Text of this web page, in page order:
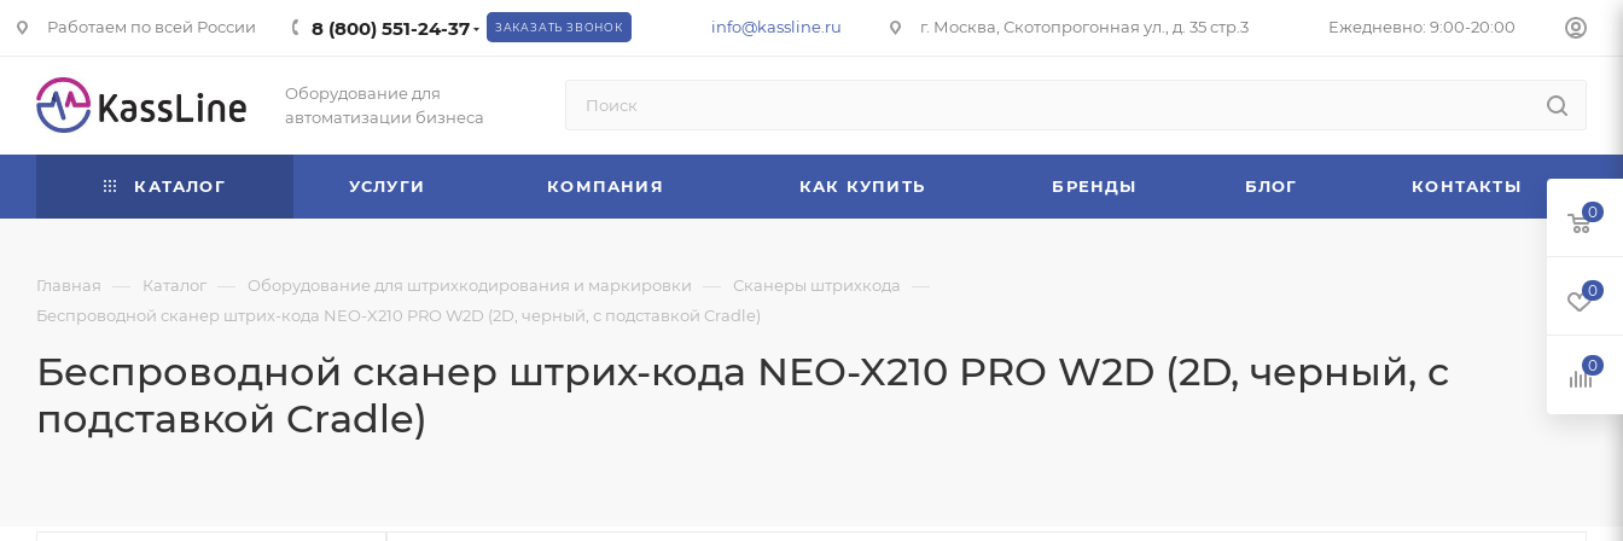
Работаем по всей России 8 (800) 551-24-37 ЗАКАЗАТЬ ЗВОНОК info@kassline.ru г. Москва, Скотопрогонная ул., д. 35 стр.3 Ежедневно: 9:00-20:00
Оборудование для
автоматизации бизнеса
КАТАЛОГ УСЛУГИ КОМПАНИЯ КАК КУПИТЬ БРЕНДЫ БЛОГ КОНТАКТЫ
Главная — Каталог — Оборудование для штрихкодирования и маркировки — Сканеры штрихкода —
Беспроводной сканер штрих-кода NEO-X210 PRO W2D (2D, черный, с подставкой Cradle)
Беспроводной сканер штрих-кода NEO-X210 PRO W2D (2D, черный, с
подставкой Cradle)
0
0
0